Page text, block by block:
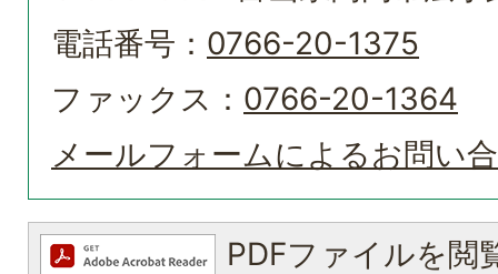
電話番号： 0766-20-1375
ファックス： 0766-20-1364
メールフォームによるお問い
PDFファイルを閲